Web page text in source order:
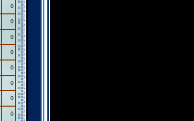
0
0
0
0
0
0
0
0